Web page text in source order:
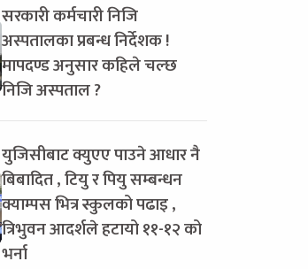
सरकारी कर्मचारी निजि
अस्पतालका प्रबन्ध निर्देशक !
मापदण्ड अनुसार कहिले चल्छ
निजि अस्पताल ?
युजिसीबाट क्युएए पाउने आधार नै
बिबादित , टियु र पियु सम्बन्धन
क्याम्पस भित्र स्कुलको पढाइ ,
त्रिभुवन आदर्शले हटायो ११-१२ को
भर्ना